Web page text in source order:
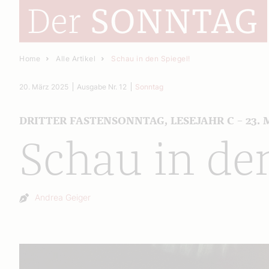
Home Alle Artikel Schau in den Spiegel!
Schau in
DRITTER FASTENSONNTAG, LESEJAHR C – 23.
20. März 2025 Ausgabe Nr. 12 Sonntag
Autor:
Andrea Geiger